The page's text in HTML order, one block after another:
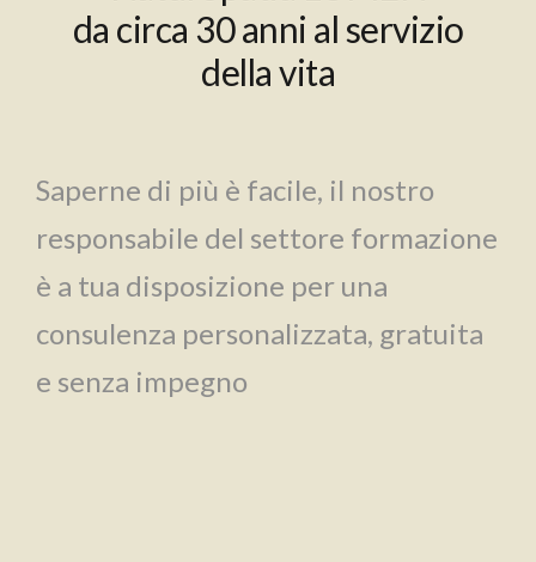
da circa 30 anni al servizio
della vita
Saperne di più è facile, il nostro
responsabile del settore formazione
è a tua disposizione per una
consulenza personalizzata, gratuita
e senza impegno